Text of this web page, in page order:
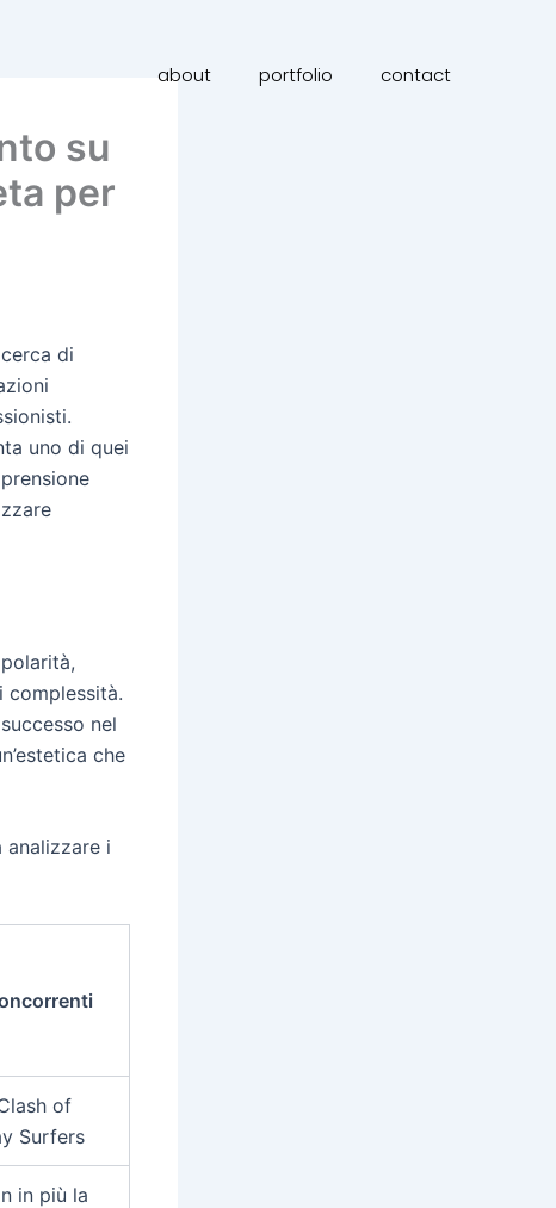
about portfolio contact
su
per
di
uno di quei
nel
che
analizzare i
of
Surfers
in più la